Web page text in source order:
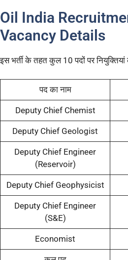
Oil India
Vacancy Details
इस भर्ती के तहत कुल 10 पदों पर नियुक्तियां
पद का नाम
Deputy Chief Chemist
Deputy Chief Geologist
Deputy Chief Engineer
(Reservoir)
Deputy Chief Geophysicist
Deputy Chief Engineer
(S&E)
Economist